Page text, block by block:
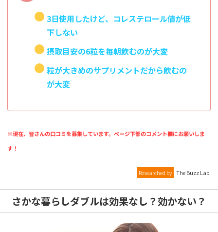
3日使用したけど、コレステロール値が低
下しない
摂取目安の6粒を毎朝飲むのが大変
粒が大きめのサプリメントだから飲むの
が大変
※現在、皆さんの口コミを募集しています。ページ下部のコメント欄にお願いしま
す！
Researched by The Buzz Lab.
さかな暮らしダブルは効果なし？効かない？